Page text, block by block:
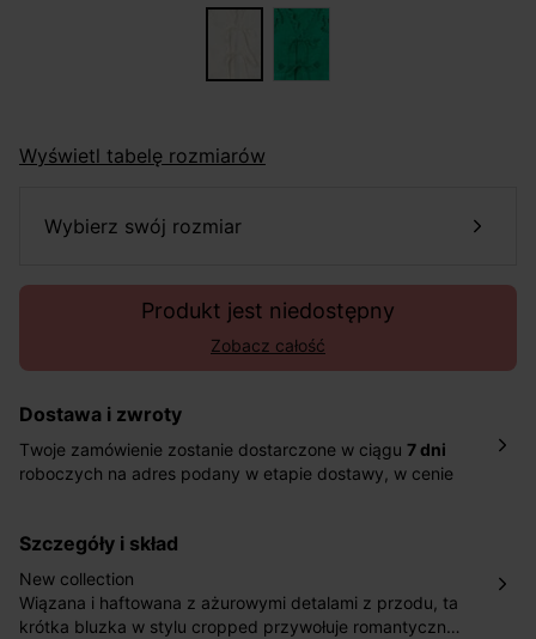
Wyświetl tabelę rozmiarów
wybierz swój rozmiar
Produkt jest niedostępny
Zobacz całość
Dostawa i zwroty
Twoje zamówienie zostanie dostarczone w ciągu 7 dni
roboczych na adres podany w etapie dostawy, w cenie
pośrednictwem DHL Express.
Nowość: Zamówienia dostarczamy w ciągu 4-6 dni
roboczych do wybranego przez Ciebie paczkomatu , a
koszt przesyłki wynosi 9,40 zł.
szczegóły i skład
New collection
Wiązana i haftowana z ażurowymi detalami z przodu, ta
krótka bluzka w stylu cropped przywołuje romantyczny i